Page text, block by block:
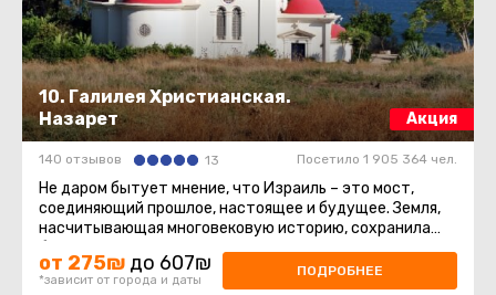
10. Галилея Христианская.
Назарет
Акция
140 отзывов 13 Посетило 1 905 364 чел.
Не даром бытует мнение, что Израиль – это мост,
соединяющий прошлое, настоящее и будущее. Земля,
насчитывающая многовековую историю, сохранила
бессмертные памятники ...
от 275₪ до 607₪
*зависит от города и даты
ПОДРОБНЕЕ